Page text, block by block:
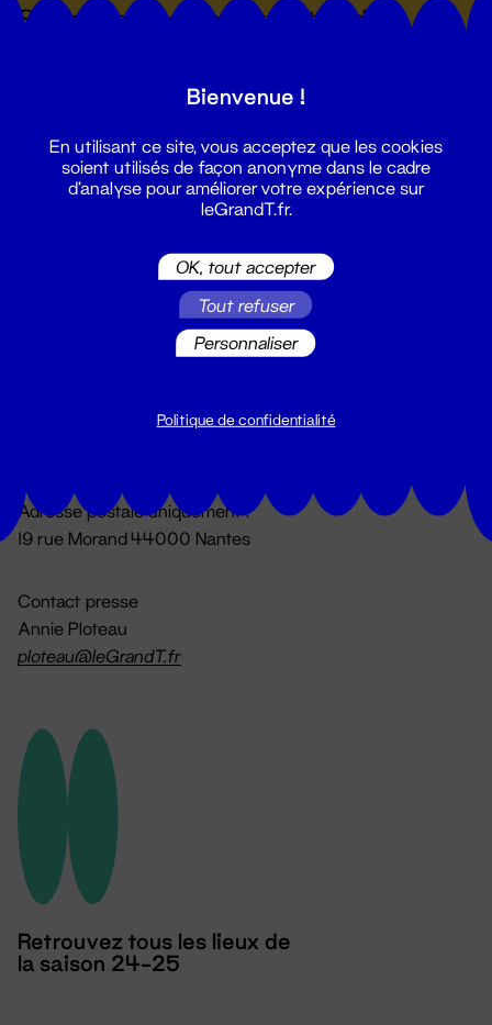
Suivez toutes les actualités du
Du lundi au vendredi 14h → 18h
Adresse postale uniquement :
19 rue Morand 44000 Nantes
Contact presse
Annie Ploteau
ploteau@leGrandT.fr
Retrouvez tous les lieux de
la saison 24-25
Bienvenue !
En utilisant ce site, vous acceptez que les cookies
soient utilisés de façon anonyme dans le cadre
d'analyse pour améliorer votre expérience sur
leGrandT.fr.
OK, tout accepter
Tout refuser
Personnaliser
Politique de confidentialité